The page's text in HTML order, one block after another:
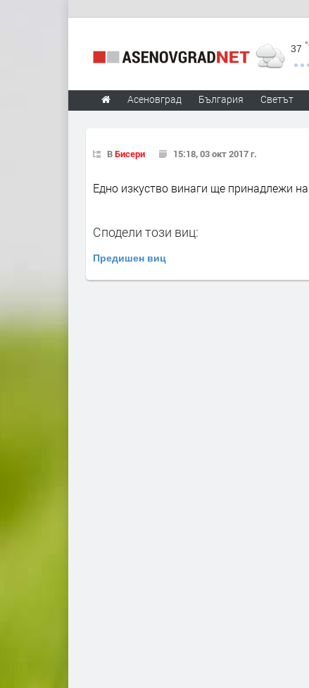
37
Асеновград България Светът
ВБисери 15:18, 03 окт 2017 г.
Едно изкуство винаги ще принадлежи
Сподели този виц:
Предишен виц